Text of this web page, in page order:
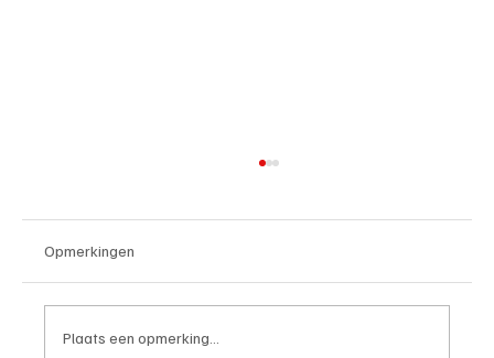
Opmerkingen
Plaats een opmerking...